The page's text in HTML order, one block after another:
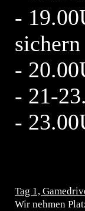
-
sichern
-
- 21-
-
Tag 1,
Wir nehmen